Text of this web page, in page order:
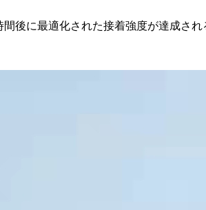
後に最適化された接着強度が達成さ